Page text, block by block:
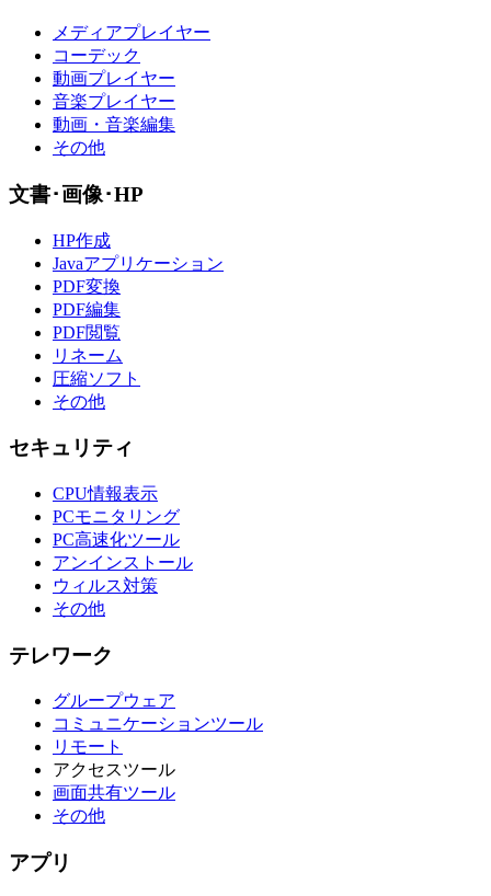
メディアプレイヤー
コーデック
動画プレイヤー
音楽プレイヤー
動画・音楽編集
その他
文書･画像･HP
HP作成
Javaアプリケーション
PDF変換
PDF編集
PDF閲覧
リネーム
圧縮ソフト
その他
セキュリティ
CPU情報表示
PCモニタリング
PC高速化ツール
アンインストール
ウィルス対策
その他
テレワーク
グループウェア
コミュニケーションツール
リモート
アクセスツール
画面共有ツール
その他
アプリ